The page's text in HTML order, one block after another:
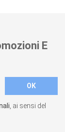
E
, ai sensi del